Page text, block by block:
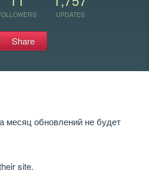
UPDATES
Share
месяц обновлений не будет
site.